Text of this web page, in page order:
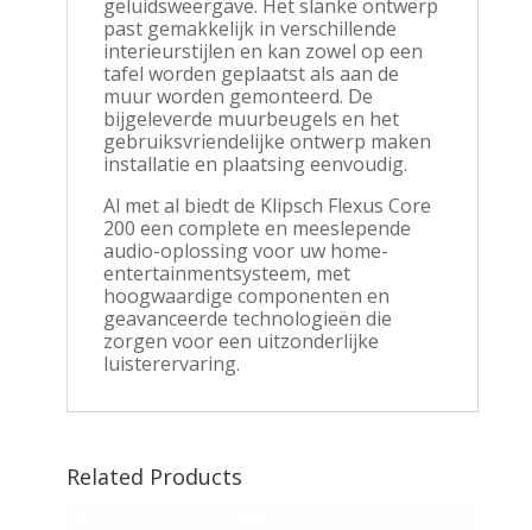
geluidsweergave. Het slanke ontwerp
past gemakkelijk in verschillende
interieurstijlen en kan zowel op een
tafel worden geplaatst als aan de
muur worden gemonteerd. De
bijgeleverde muurbeugels en het
gebruiksvriendelijke ontwerp maken
installatie en plaatsing eenvoudig.
Al met al biedt de Klipsch Flexus Core
200 een complete en meeslepende
audio-oplossing voor uw home-
entertainmentsysteem, met
hoogwaardige componenten en
geavanceerde technologieën die
zorgen voor een uitzonderlijke
luisterervaring.
Related Products